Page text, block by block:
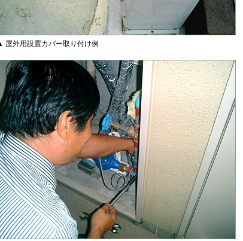
屋外用設置カバー取り付け例